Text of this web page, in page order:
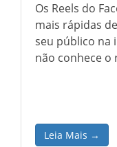
Os Reels do
mais rápidas
seu público na
não conhece o
Leia Mais →